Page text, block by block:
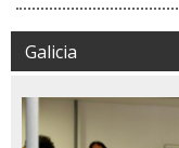
Galicia